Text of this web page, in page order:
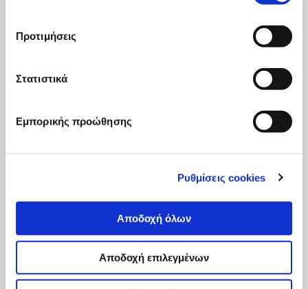
Προτιμήσεις
Στατιστικά
Εμπορικής προώθησης
Ρυθμίσεις cookies
Αποδοχή όλων
Αποδοχή επιλεγμένων
“πείραμα” ευρωπαϊκής σύγκλισης, το ...
Read
more...